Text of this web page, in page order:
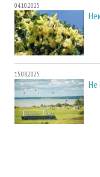
04.10.2025
15.08.2025
Не